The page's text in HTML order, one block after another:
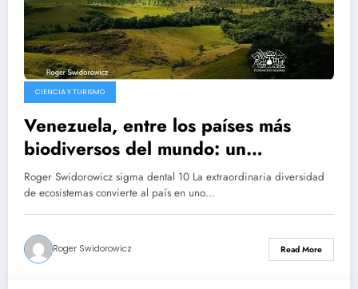
CIENCIA Y TURISMO
Venezuela, entre los países más
biodiversos del mundo: un
patrimonio natural que sorprende
por su riqueza
Roger Swidorowicz sigma dental 10 La extraordinaria diversidad
de ecosistemas convierte al país en uno…
Roger Swidorowicz Read More